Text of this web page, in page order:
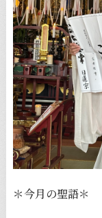
＊今月の聖語＊